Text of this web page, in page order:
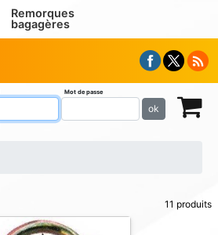
Remorques
bagagères
Mot de passe
ok
11 produits